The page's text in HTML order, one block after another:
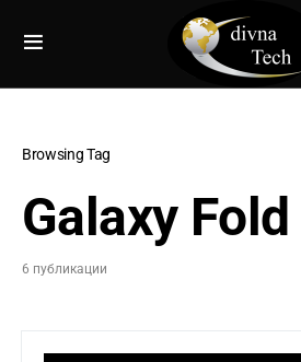
Browsing Tag
Galaxy Fold
6 публикации